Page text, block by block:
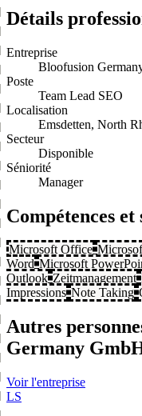
Détails
Entreprise
Bloofusion
Poste
Team Lead SEO
Localisation
Emsdetten, North
Secteur
Disponible
Séniorité
Manager
Compétences
Microsoft Office
Word Microsoft
Outlook Zeitmanagement
Impressions Note Taking
Autres
Germany
Voir l'entreprise
LS